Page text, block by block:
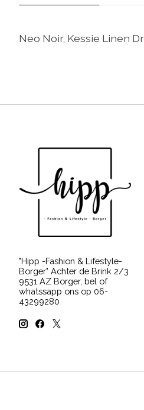
Neo Noir, Kessie Linen
"Hipp -Fashion & Lifestyle-
Borger" Achter de Brink 2/3
9531 AZ Borger, bel of
whatssapp ons op 06-
43299280